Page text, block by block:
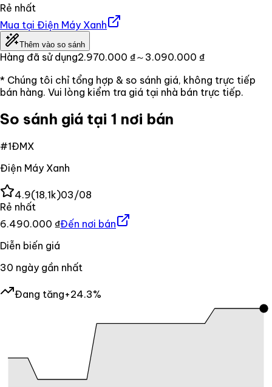
Rẻ nhất
Mua tại Điện Máy Xanh
Thêm vào so sánh
Hàng đã sử dụng2.970.000 ₫～3.090.000 ₫
* Chúng tôi chỉ tổng hợp & so sánh giá, không trực tiếp
bán hàng. Vui lòng kiểm tra giá tại nhà bán trực tiếp.
So sánh giá tại 1 nơi bán
#1ĐMX
Điện Máy Xanh
4.9(18,1k)03/08
Rẻ nhất
6.490.000 ₫Đến nơi bán
Diễn biến giá
30 ngày gần nhất
Đang tăng+24.3%